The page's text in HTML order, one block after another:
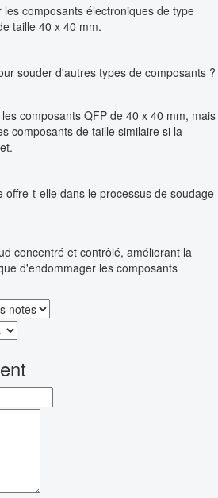
composants électroniques de type
taille 40 x 40 mm.
souder d'autres types de composants ?
composants QFP de 40 x 40 mm, mais
composants de taille similaire si la
offre-t-elle dans le processus de soudage
concentré et contrôlé, améliorant la
d'endommager les composants